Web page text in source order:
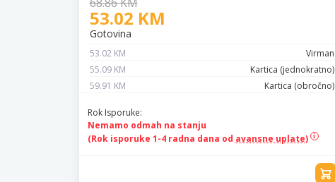
53.02 KM
Gotovina
53.02 KM
Virman
55.09 KM
Kartica (jednokratno)
59.91 KM
Kartica (obročno)
Rok Isporuke:
Nemamo odmah na stanju
(Rok isporuke 1-4 radna dana od avansne uplate)